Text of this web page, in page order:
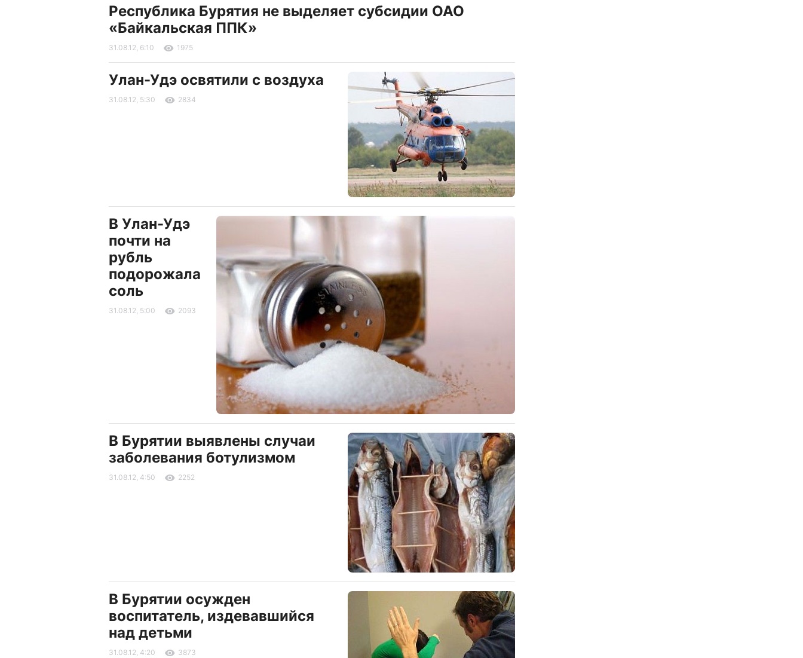
Республика Бурятия не выделяет субсидии ОАО
«Байкальская ППК»
31.08.12, 6:10 1975
Улан-Удэ освятили с воздуха
31.08.12, 5:30 2834
В Улан-Удэ
почти на
рубль
подорожала
соль
31.08.12, 5:00 2093
В Бурятии выявлены случаи
заболевания ботулизмом
31.08.12, 4:50 2252
В Бурятии осужден
воспитатель, издевавшийся
над детьми
31.08.12, 4:20 3873